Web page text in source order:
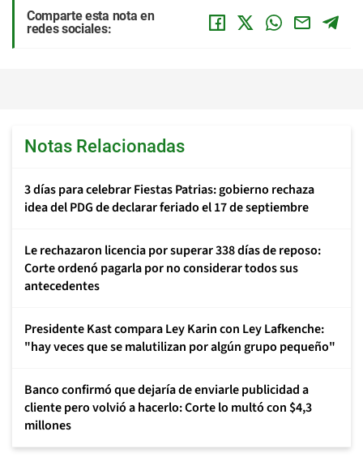
Comparte esta nota en
redes sociales:
Notas Relacionadas
3 días para celebrar Fiestas Patrias: gobierno rechaza
idea del PDG de declarar feriado el 17 de septiembre
Le rechazaron licencia por superar 338 días de reposo:
Corte ordenó pagarla por no considerar todos sus
antecedentes
Presidente Kast compara Ley Karin con Ley Lafkenche:
"hay veces que se malutilizan por algún grupo pequeño"
Banco confirmó que dejaría de enviarle publicidad a
cliente pero volvió a hacerlo: Corte lo multó con $4,3
millones